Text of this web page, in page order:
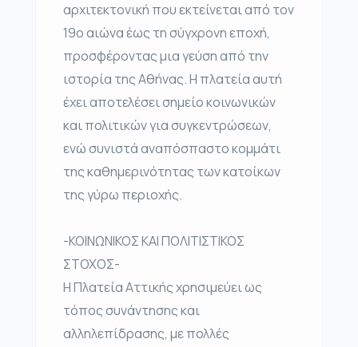
αρχιτεκτονική που εκτείνεται από τον
19ο αιώνα έως τη σύγχρονη εποχή,
προσφέροντας μια γεύση από την
ιστορία της Αθήνας. Η πλατεία αυτή
έχει αποτελέσει σημείο κοινωνικών
και πολιτικών για συγκεντρώσεων,
ενώ συνιστά αναπόσπαστο κομμάτι
της καθημερινότητας των κατοίκων
της γύρω περιοχής.
-ΚΟΙΝΩΝΙΚΟΣ ΚΑΙ ΠΟΛΙΤΙΣΤΙΚΟΣ
ΣΤΟΧΟΣ-
Η Πλατεία Αττικής χρησιμεύει ως
τόπος συνάντησης και
αλληλεπίδρασης, με πολλές